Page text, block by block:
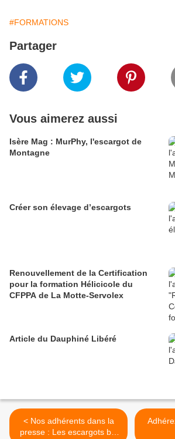
#FORMATIONS
Partager
Vous aimerez aussi
Isère Mag : MurPhy, l'escargot de
Montagne
Créer son élevage d’escargots
Renouvellement de la Certification
pour la formation Hélicicole du
CFPPA de La Motte-Servolex
Article du Dauphiné Libéré
< Nos adhérents dans la
presse : Les escargots bio